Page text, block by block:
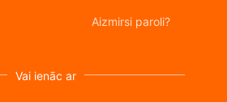
Aizmirsi paroli?
Vai ienāc ar